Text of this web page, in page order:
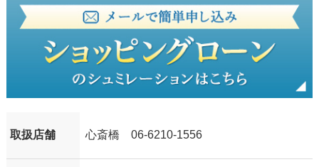
取扱店舗 心斎橋 06-6210-1556